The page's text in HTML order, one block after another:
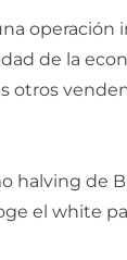
operación
de la
otros
halving de
el white